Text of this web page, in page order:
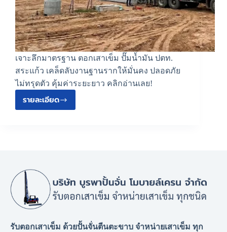
เจาะลึกมาตรฐาน ตอกเสาเข็ม ปั๊มน้ำมัน ปตท.
สระแก้ว เคล็ดลับงานฐานรากให้มั่นคง ปลอดภัย
ไม่ทรุดตัว คุ้มค่าระยะยาว คลิกอ่านเลย!
รายละเอียด
รับตอกเสาเข็ม ด้วยปั้นจั่นตีนตะขาบ จำหน่ายเสาเข็ม ทุก